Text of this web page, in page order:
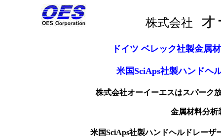
株式会社
ドイツ ベレック社製金属
米国SciAps社製ハンドヘ
株式会社オーイーエスはスパーク
金属材料分析
米国SciAps社製ハンドヘルドレー